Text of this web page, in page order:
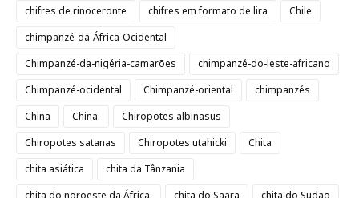
chifres de rinoceronte
chifres em formato de lira
Chile
chimpanzé-da-África-Ocidental
Chimpanzé-da-nigéria-camarões
chimpanzé-do-leste-africano
Chimpanzé-ocidental
Chimpanzé-oriental
chimpanzés
China
China.
Chiropotes albinasus
Chiropotes satanas
Chiropotes utahicki
Chita
chita asiática
chita da Tânzania
chita do noroeste da África.
chita do Saara
chita do Sudão